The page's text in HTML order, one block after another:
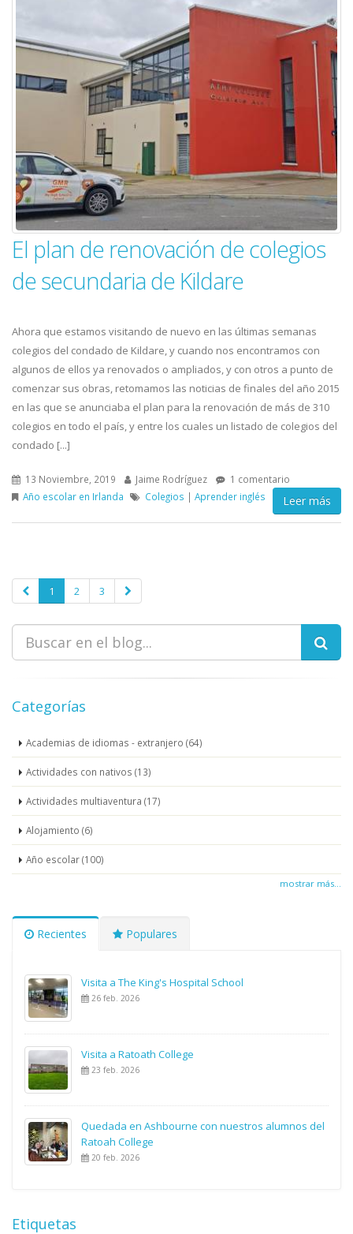
El plan de renovación de colegios
de secundaria de Kildare
Ahora que estamos visitando de nuevo en las últimas semanas
colegios del condado de Kildare, y cuando nos encontramos con
algunos de ellos ya renovados o ampliados, y con otros a punto de
comenzar sus obras, retomamos las noticias de finales del año 2015
en las que se anunciaba el plan para la renovación de más de 310
colegios en todo el país, y entre los cuales un listado de colegios del
condado [...]
13 Noviembre, 2019 Jaime Rodríguez
1 comentario
Año escolar en Irlanda
Colegios | Aprender inglés Leer más
1 2 3
Categorías
Academias de idiomas - extranjero (64)
Actividades con nativos (13)
Actividades multiaventura (17)
Alojamiento (6)
Año escolar (100)
mostrar más...
Recientes Populares
Visita a The King's Hospital School
26 feb. 2026
Visita a Ratoath College
23 feb. 2026
Quedada en Ashbourne con nuestros alumnos del
Ratoah College
20 feb. 2026
Etiquetas